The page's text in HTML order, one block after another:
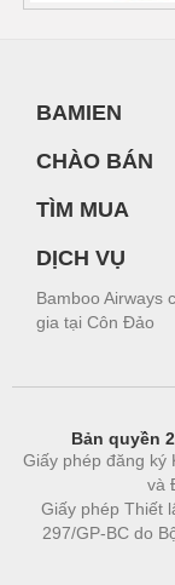
BAMIEN
CHÀO BÁN
TÌM MUA
DỊCH VỤ
Bamboo Airways
gia tại Côn Đảo
Bản quyền
Giấy phép đăng ký
và
Giấy phép Thiết
297/GP-BC do